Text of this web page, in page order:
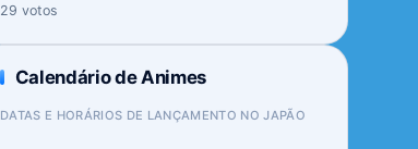
29 votos
Calendário de Animes
DATAS E HORÁRIOS DE LANÇAMENTO NO JAPÃO